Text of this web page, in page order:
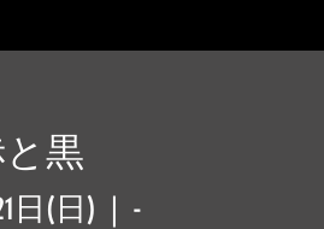
と黒
日(日)
  |
-